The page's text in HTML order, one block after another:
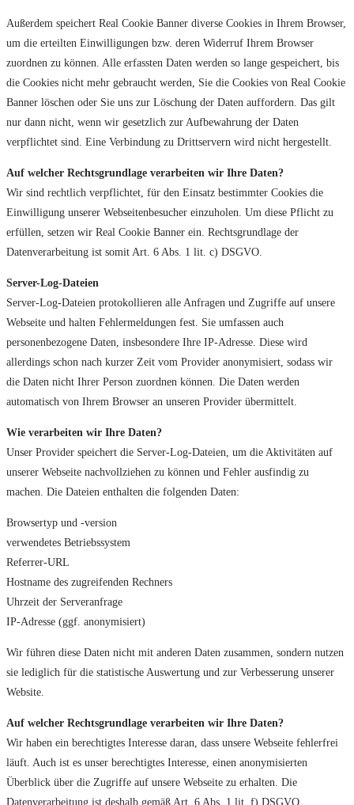
Außerdem speichert Real Cookie Banner diverse Cookies in Ihrem Browser,
um die erteilten Einwilligungen bzw. deren Widerruf Ihrem Browser
zuordnen zu können. Alle erfassten Daten werden so lange gespeichert, bis
die Cookies nicht mehr gebraucht werden, Sie die Cookies von Real Cookie
Banner löschen oder Sie uns zur Löschung der Daten auffordern. Das gilt
nur dann nicht, wenn wir gesetzlich zur Aufbewahrung der Daten
verpflichtet sind. Eine Verbindung zu Drittservern wird nicht hergestellt.
Auf welcher Rechtsgrundlage verarbeiten wir Ihre Daten?
Wir sind rechtlich verpflichtet, für den Einsatz bestimmter Cookies die
Einwilligung unserer Webseitenbesucher einzuholen. Um diese Pflicht zu
erfüllen, setzen wir Real Cookie Banner ein. Rechtsgrundlage der
Datenverarbeitung ist somit Art. 6 Abs. 1 lit. c) DSGVO.
Server-Log-Dateien
Server-Log-Dateien protokollieren alle Anfragen und Zugriffe auf unsere
Webseite und halten Fehlermeldungen fest. Sie umfassen auch
personenbezogene Daten, insbesondere Ihre IP-Adresse. Diese wird
allerdings schon nach kurzer Zeit vom Provider anonymisiert, sodass wir
die Daten nicht Ihrer Person zuordnen können. Die Daten werden
automatisch von Ihrem Browser an unseren Provider übermittelt.
Wie verarbeiten wir Ihre Daten?
Unser Provider speichert die Server-Log-Dateien, um die Aktivitäten auf
unserer Webseite nachvollziehen zu können und Fehler ausfindig zu
machen. Die Dateien enthalten die folgenden Daten:
Browsertyp und -version
verwendetes Betriebssystem
Referrer-URL
Hostname des zugreifenden Rechners
Uhrzeit der Serveranfrage
IP-Adresse (ggf. anonymisiert)
Wir führen diese Daten nicht mit anderen Daten zusammen, sondern nutzen
sie lediglich für die statistische Auswertung und zur Verbesserung unserer
Website.
Auf welcher Rechtsgrundlage verarbeiten wir Ihre Daten?
Wir haben ein berechtigtes Interesse daran, dass unsere Webseite fehlerfrei
läuft. Auch ist es unser berechtigtes Interesse, einen anonymisierten
Überblick über die Zugriffe auf unsere Webseite zu erhalten. Die
Datenverarbeitung ist deshalb gemäß Art. 6 Abs. 1 lit. f) DSGVO